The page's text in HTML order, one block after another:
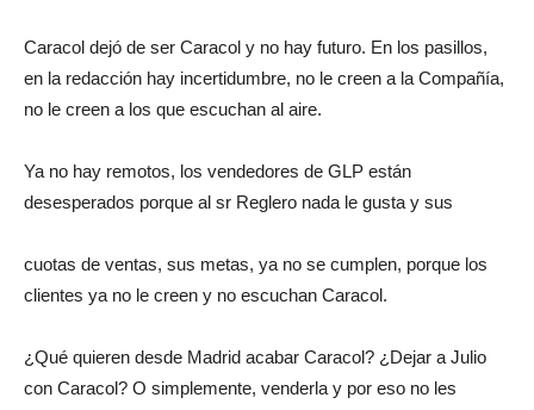
Caracol dejó de ser Caracol y no hay futuro. En los pasillos,
en la redacción hay incertidumbre, no le creen a la Compañía,
no le creen a los que escuchan al aire.
Ya no hay remotos, los vendedores de GLP están
desesperados porque al sr Reglero nada le gusta y sus
cuotas de ventas, sus metas, ya no se cumplen, porque los
clientes ya no le creen y no escuchan Caracol.
¿Qué quieren desde Madrid acabar Caracol? ¿Dejar a Julio
con Caracol? O simplemente, venderla y por eso no les